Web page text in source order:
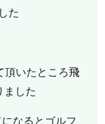
た
頂いたところ飛
ました
なるとゴルフ